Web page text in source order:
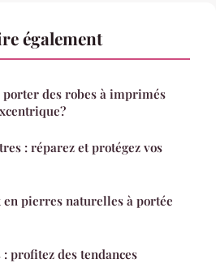
également
des robes à imprimés
: réparez et protégez vos
en pierres naturelles à portée
profitez des tendances